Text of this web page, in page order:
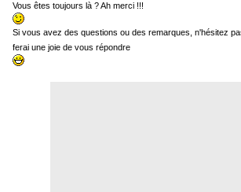
Vous êtes toujours là ? Ah merci !!!
Si vous avez des questions ou des remarques, n'hésitez
ferai une joie de vous répondre